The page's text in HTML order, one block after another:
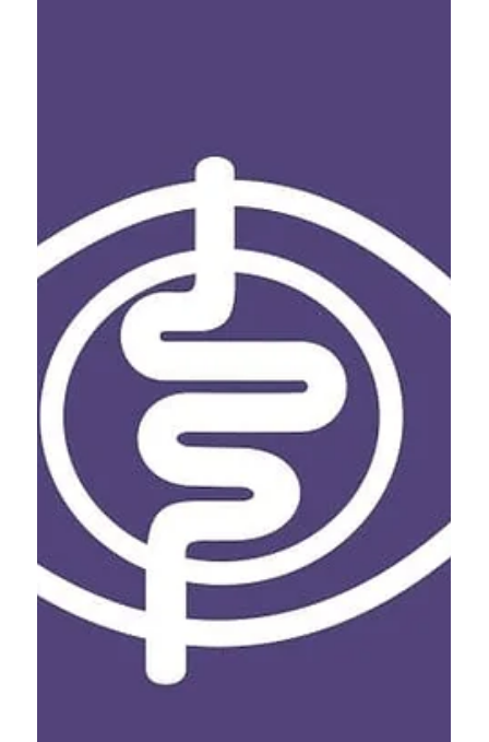
14. Mai 2022
#makeitivisble zum Welt-CED-
Tag 2022
World IBD Day / Welt-CED-Tag – ein Tag, eine Farbe,
weltweite Aufmerksamkeit! Der „World IBD Day“ findet seit
vielen Jahren jährlich am...